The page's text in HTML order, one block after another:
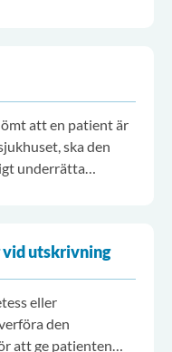
att en patient är
ska den
underrätta
utskrivning
eller
den
att ge patienten